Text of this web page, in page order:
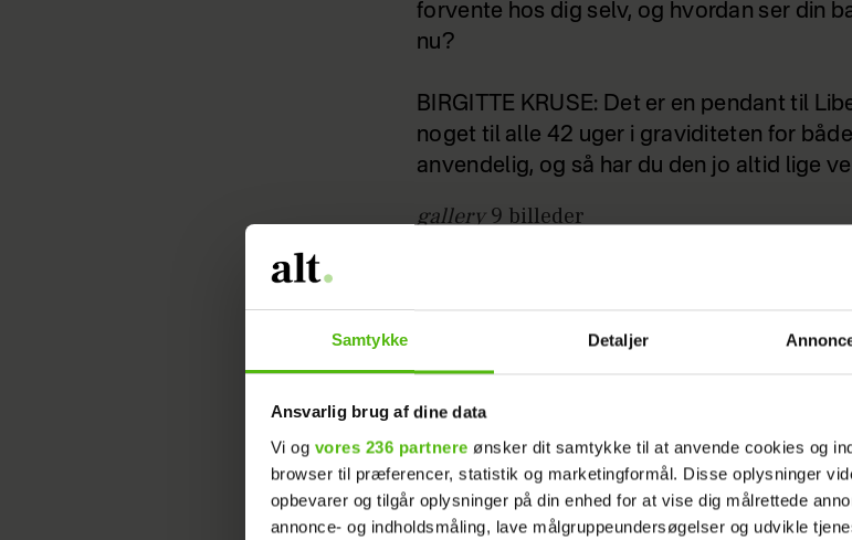
Samtykke Detaljer
Ansvarlig brug af dine data
Vi og vores 236 partnere ønsker dit samtykke til at anvende cookies og
browser til præferencer, statistik og marketingformål. Disse oplysninger
opbevarer og tilgår oplysninger på din enhed for at vise dig målrettede
annonce- og indholdsmåling, lave målgruppeundersøgelser og udvikle
forvente hos dig selv, og hvordan ser din
nu?
BIRGITTE KRUSE: Det er en pendant til
noget til alle 42 uger i graviditeten for
anvendelig, og så har du den jo altid lige
gallery 9 billeder
(Udgivet af Appmonk Aps)
For eksempel tegnene for ‘drikke’, ‘mor’ og
tegnene fra ottemånedersalderen.